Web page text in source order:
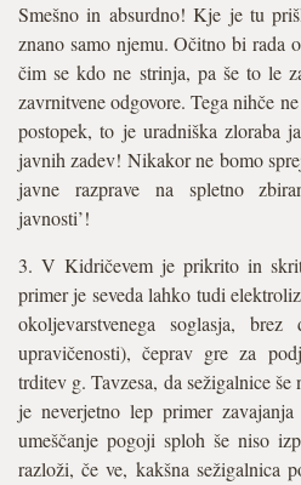
Smešno in absurdno! Kje je tu
znano samo njemu. Očitno bi rada
čim se kdo ne strinja, pa še to le
zavrnitvene odgovore. Tega nihče
postopek, to je uradniška zloraba
javnih zadev! Nikakor ne bomo
javne razprave na spletno
javnosti’!
3. V Kidričevem je prikrito in
primer je seveda lahko tudi
okoljevarstvenega soglasja, brez
upravičenosti), čeprav gre za
trditev g. Tavzesa, da sežigalnice
je neverjetno lep primer
umeščanje pogoji sploh še niso
razloži, če ve, kakšna sežigalnica